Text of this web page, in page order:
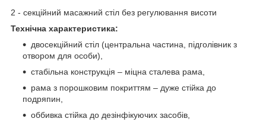
2 - секційний масажний стіл без регулювання висоти
Технічна характеристика:
двосекційний стіл (центральна частина, підголівник з
отвором для особи),
стабільна конструкція – міцна сталева рама,
рама з порошковим покриттям – дуже стійка до
подряпин,
оббивка стійка до дезінфікуючих засобів,